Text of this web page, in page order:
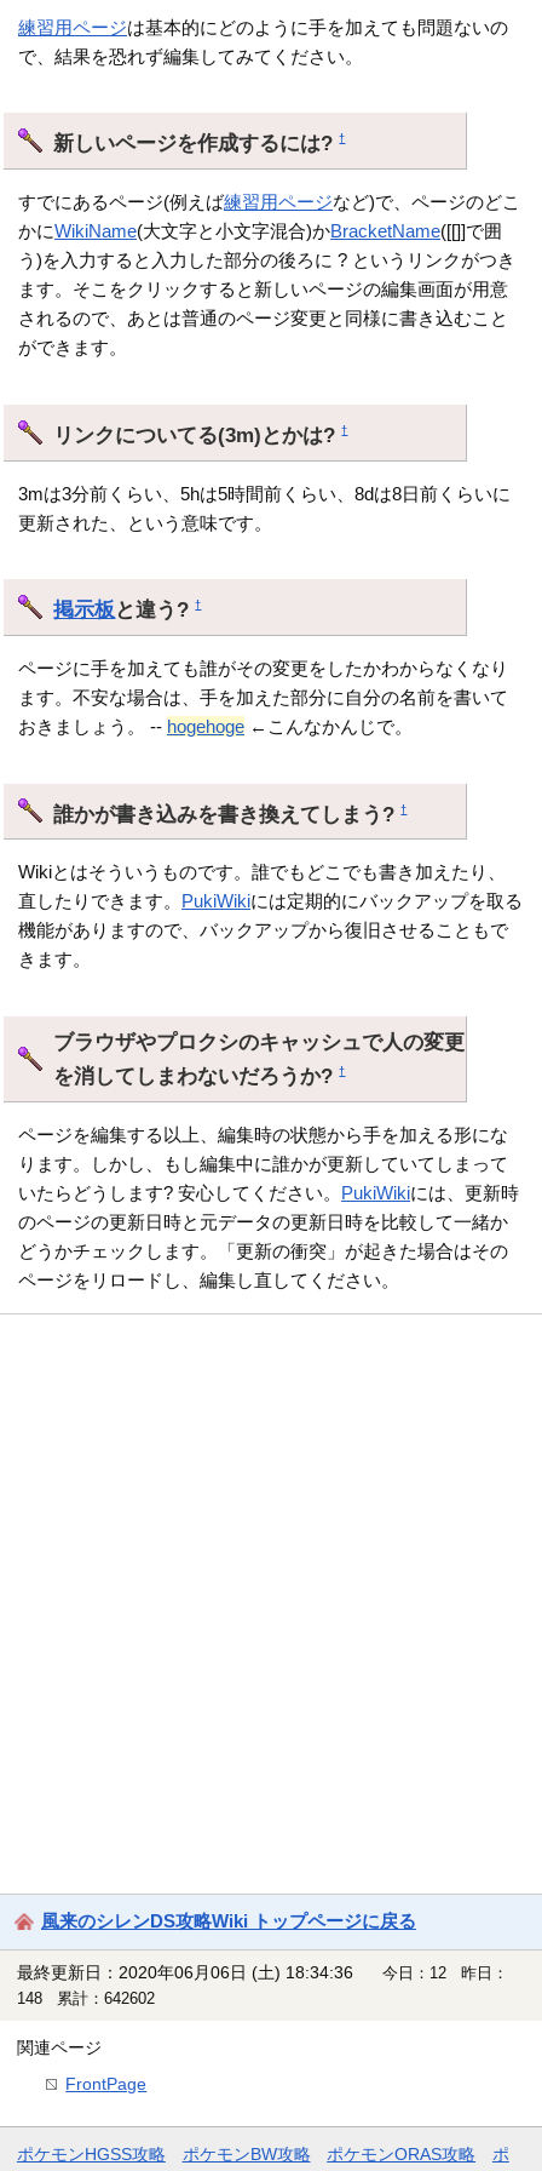
練習用ページは基本的にどのように手を加えても問題ないの
で、結果を恐れず編集してみてください。
新しいページを作成するには?†
すでにあるページ(例えば練習用ページなど)で、ページのどこ
かにWikiName(大文字と小文字混合)かBracketName([[]]で囲
う)を入力すると入力した部分の後ろに ? というリンクがつき
ます。そこをクリックすると新しいページの編集画面が用意
されるので、あとは普通のページ変更と同様に書き込むこと
ができます。
リンクについてる(3m)とかは?†
3mは3分前くらい、5hは5時間前くらい、8dは8日前くらいに
更新された、という意味です。
掲示板 と違う?†
ページに手を加えても誰がその変更をしたかわからなくなり
ます。不安な場合は、手を加えた部分に自分の名前を書いて
おきましょう。 -- hogehoge ←こんなかんじで。
誰かが書き込みを書き換えてしまう?†
Wikiとはそういうものです。誰でもどこでも書き加えたり、
直したりできます。 PukiWikiには定期的にバックアップを取る
機能がありますので、バックアップから復旧させることもで
きます。
ブラウザやプロクシのキャッシュで人の変更
を消してしまわないだろうか?†
ページを編集する以上、編集時の状態から手を加える形にな
ります。しかし、もし編集中に誰かが更新していてしまって
いたらどうします? 安心してください。 PukiWikiには、更新時
のページの更新日時と元データの更新日時を比較して一緒か
どうかチェックします。「更新の衝突」が起きた場合はその
ページをリロードし、編集し直してください。
風来のシレンDS攻略Wiki トップページに戻る
最終更新日：2020年06月06日 (土) 18:34:36
今日：12 昨日：
148 累計：642602
関連ページ
FrontPage
ポケモンHGSS攻略 ポケモンBW攻略 ポケモンORAS攻略 ポ